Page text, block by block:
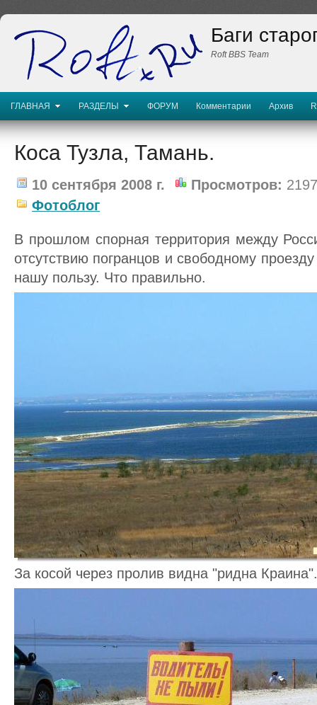
Баги
Roft BBS Team
ГЛАВНАЯ РАЗДЕЛЫ ФОРУМ Комментарии Архив
Коса Тузла, Тамань.
10 сентября 2008 г. Просмотров:
Фотоблог
В прошлом спорная территория между
отсутствию погранцов и свободному
нашу пользу. Что правильно.
За косой через пролив видна "ридна